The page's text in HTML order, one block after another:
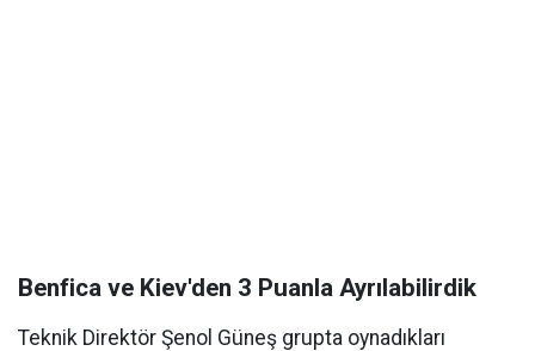
Benfica ve Kiev'den 3 Puanla Ayrılabilirdik
Teknik Direktör Şenol Güneş grupta oynadıkları